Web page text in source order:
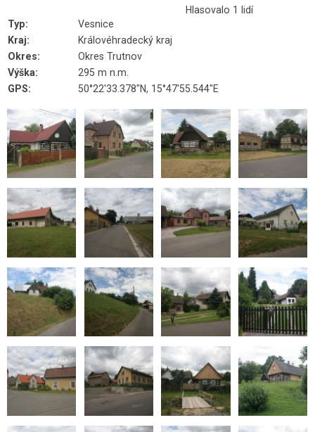
Hlasovalo 1 lidí
Typ:
Vesnice
Kraj:
Královéhradecký kraj
Okres:
Okres Trutnov
Výška:
295 m n.m.
GPS:
50°22'33.378"N, 15°47'55.544"E